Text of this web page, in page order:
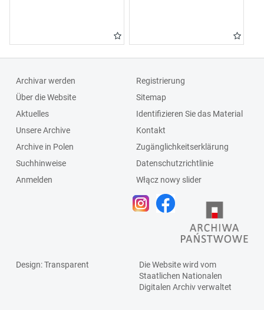
Archivar werden
Über die Website
Aktuelles
Unsere Archive
Archive in Polen
Suchhinweise
Anmelden
Registrierung
Sitemap
Identifizieren Sie das Material
Kontakt
Zugänglichkeitserklärung
Datenschutzrichtlinie
Włącz nowy slider
Design: Transparent
Die Website wird vom
Staatlichen Nationalen
Digitalen Archivverwaltet